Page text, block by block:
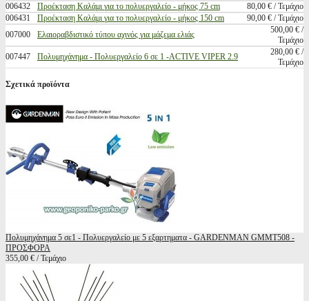
006432
Προέκταση Καλάμι για το πολυεργαλείο - μήκος 75 cm
80,00 € / Τεμάχιο
006431
Προέκταση Καλάμι για το πολυεργαλείο - μήκος 150 cm
90,00 € / Τεμάχιο
007000
Ελαιοραβδιστικό τύπου αχινός για μάζεμα ελιάς
500,00 € /
Τεμάχιο
007447
Πολυμηχάνημα - Πολυεργαλείο 6 σε 1 -ACTIVE VIPER 2.9
280,00 € /
Τεμάχιο
Σχετικά προϊόντα
Πολυμηχάνημα 5 σε1 - Πολυεργαλείο με 5 εξαρτηματα - GARDENMAN GMMT508 -
ΠΡΟΣΦΟΡΑ
355,00 € / Τεμάχιο